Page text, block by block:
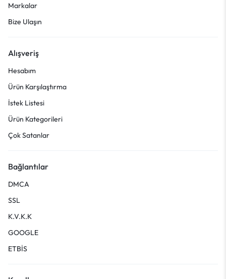
Markalar
Bize Ulaşın
Alışveriş
Hesabım
Ürün Karşılaştırma
İstek Listesi
Ürün Kategorileri
Çok Satanlar
Bağlantılar
DMCA
SSL
K.V.K.K
GOOGLE
ETBİS